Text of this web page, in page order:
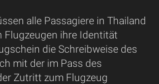
alle Passagiere in Thailand
Flugzeugen ihre Identität
die Schreibweise des
mit der im Pass des
Zutritt zum Flugzeug